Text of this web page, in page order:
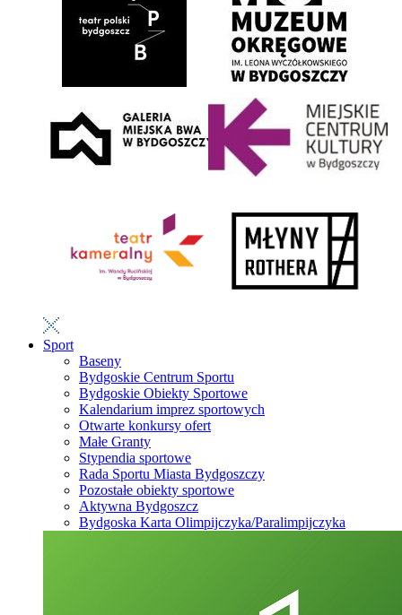
Sport
Baseny
Bydgoskie Centrum Sportu
Bydgoskie Obiekty Sportowe
Kalendarium imprez sportowych
Otwarte konkursy ofert
Małe Granty
Stypendia sportowe
Rada Sportu Miasta Bydgoszczy
Pozostałe obiekty sportowe
Aktywna Bydgoszcz
Bydgoska Karta Olimpijczyka/Paralimpijczyka